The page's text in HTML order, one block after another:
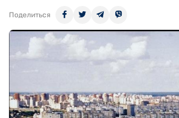
Поделиться